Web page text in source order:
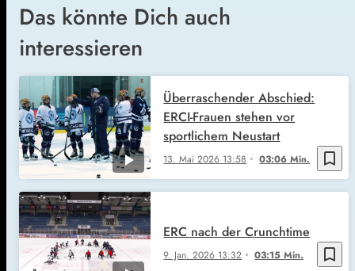
Das könnte Dich auch
interessieren
bookmark_border
13. Mai 2026 13:58 03:06 Min.
Überraschender Abschied:
ERCI-Frauen stehen vor
sportlichem Neustart
bookmark_border
9. Jan. 2026 13:32 03:15 Min.
ERC nach der Crunchtime